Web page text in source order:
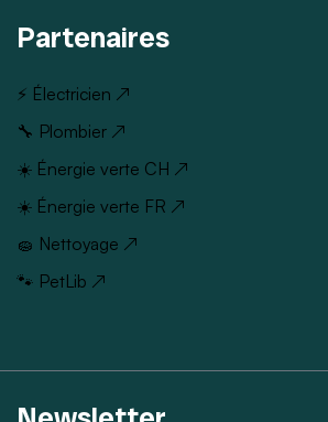
Partenaires
⚡ Électricien ↗
🔧 Plombier ↗
☀️ Énergie verte CH ↗
☀️ Énergie verte FR ↗
🧽 Nettoyage ↗
🐾 PetLib ↗